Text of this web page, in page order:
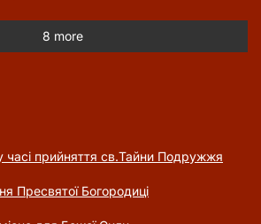
8 more
часі прийняття cв.Тайни Подружжя
Пресвятої Богородиці